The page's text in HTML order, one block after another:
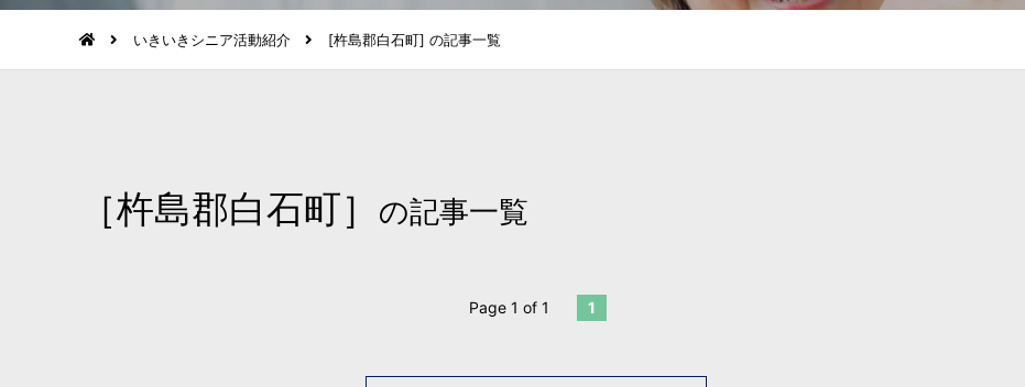
いきいきシニア活動紹介 [杵島郡白石町] の記事一覧
［杵島郡白石町］ の記事一覧
Page 1 of 1 1